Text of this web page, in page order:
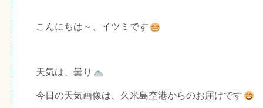
こんにちは～、イツミです
天気は、曇り
今日の天気画像は、久米島空港からのお届けです